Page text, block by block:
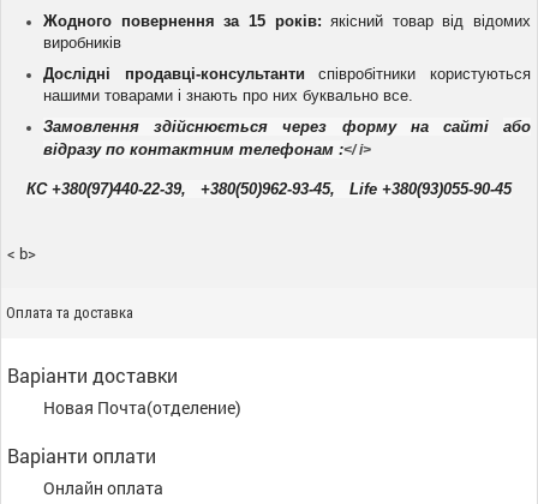
Жодного повернення за 15 років: якісний товар від відомих
виробників
Дослідні продавці-консультанти співробітники користуються
нашими товарами і знають про них буквально все.
Замовлення здійснюється через форму на сайті
або
відразу по контактним телефонам :</ i>
КС +380(97)440-22-39, +380(50)962-93-45, Life +380(93)055-90-45
< b>
Оплата та доставка
Варіанти доставки
Новая Почта(отделение)
Варіанти оплати
Онлайн оплата